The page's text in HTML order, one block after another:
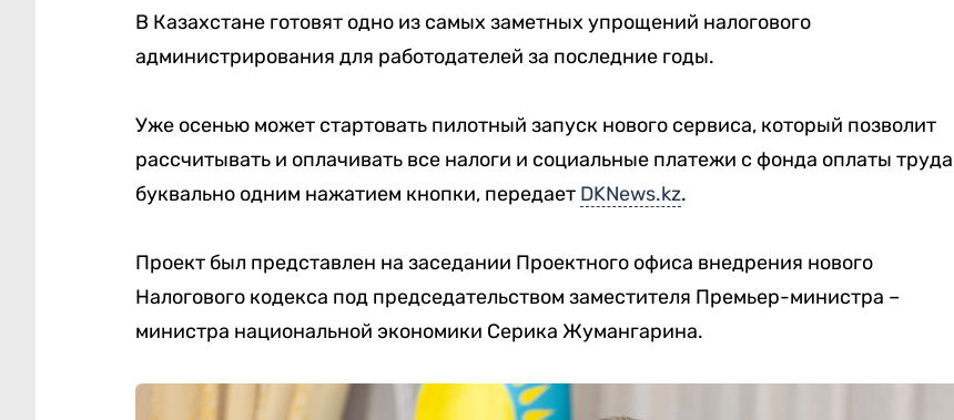
В Казахстане готовят одно из самых заметных упрощений налогового
администрирования для работодателей за последние годы.
Уже осенью может стартовать пилотный запуск нового сервиса, который позволит
рассчитывать и оплачивать все налоги и социальные платежи с фонда оплаты труда
буквально одним нажатием кнопки, передает DKNews.kz.
Проект был представлен на заседании Проектного офиса внедрения нового
Налогового кодекса под председательством заместителя Премьер-министра –
министра национальной экономики Серика Жумангарина.